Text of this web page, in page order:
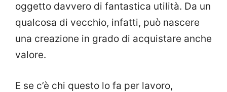
oggetto davvero di fantastica utilità. Da un
qualcosa di vecchio, infatti, può nascere
una creazione in grado di acquistare anche
valore.
E se c’è chi questo lo fa per lavoro,